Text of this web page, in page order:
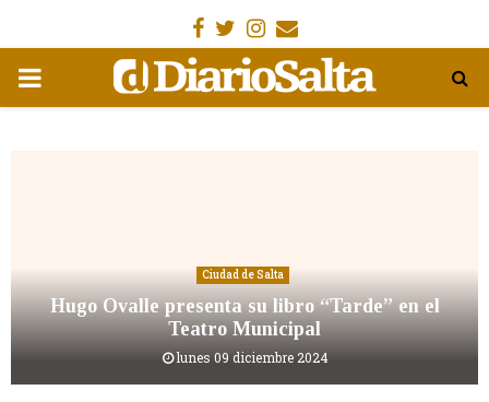
Facebook
Gorjeo
Instagram
Email
MENÚ
Ciudad de Salta
Hugo Ovalle presenta su libro “Tarde” en el
Teatro Municipal
lunes 09 diciembre 2024